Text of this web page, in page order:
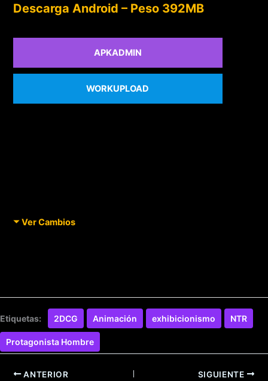
Descarga Android – Peso 392MB
APKADMIN
WORKUPLOAD
Ver Cambios
Etiquetas: 2DCG Animación exhibicionismo NTR
Protagonista Hombre
ANTERIOR SIGUIENTE